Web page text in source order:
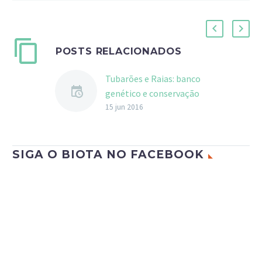
POSTS RELACIONADOS
Tubarões e Raias: banco
genético e conservação
Construção de banco
auxilia na troca de
15 jun 2016
SIGA O BIOTA NO FACEBOOK